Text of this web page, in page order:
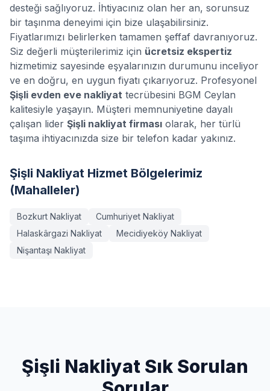
desteği sağlıyoruz. İhtiyacınız olan her an, sorunsuz
bir taşınma deneyimi için bize ulaşabilirsiniz.
Fiyatlarımızı belirlerken tamamen şeffaf davranıyoruz.
Siz değerli müşterilerimiz için ücretsiz ekspertiz
hizmetimiz sayesinde eşyalarınızın durumunu inceliyor
ve en doğru, en uygun fiyatı çıkarıyoruz. Profesyonel
Şişli evden eve nakliyat tecrübesini BGM Ceylan
kalitesiyle yaşayın. Müşteri memnuniyetine dayalı
çalışan lider Şişli nakliyat firması olarak, her türlü
taşıma ihtiyacınızda size bir telefon kadar yakınız.
Şişli Nakliyat Hizmet Bölgelerimiz
(Mahalleler)
Bozkurt Nakliyat Cumhuriyet Nakliyat
Halaskârgazi Nakliyat Mecidiyeköy Nakliyat
Nişantaşı Nakliyat
Şişli Nakliyat Sık Sorulan